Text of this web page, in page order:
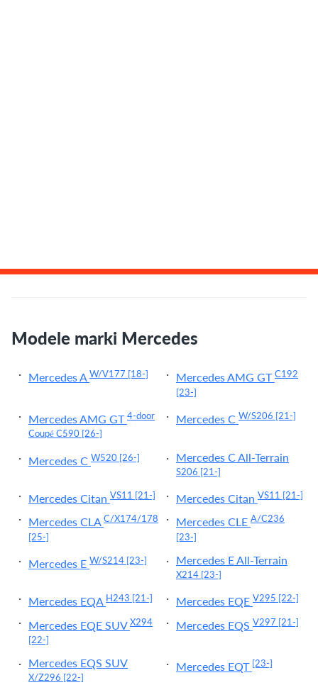
Modele marki Mercedes
Mercedes AW/V177 [18-] Mercedes AMG GTC192
[23-]
Mercedes AMG GT4-door
Coupé C590 [26-]
Mercedes C W/S206 [21-]
Mercedes C W520 [26-] Mercedes C All-Terrain
S206 [21-]
Mercedes Citan VS11 [21-] Mercedes Citan VS11 [21-]
Mercedes CLAC/X174/178
[25-]
Mercedes CLE A/C236
[23-]
Mercedes E W/S214 [23-] Mercedes E All-Terrain
X214 [23-]
Mercedes EQA H243 [21-] Mercedes EQE V295 [22-]
Mercedes EQE SUVX294
[22-]
Mercedes EQS V297 [21-]
Mercedes EQS SUV
X/Z296 [22-]
Mercedes EQT [23-]